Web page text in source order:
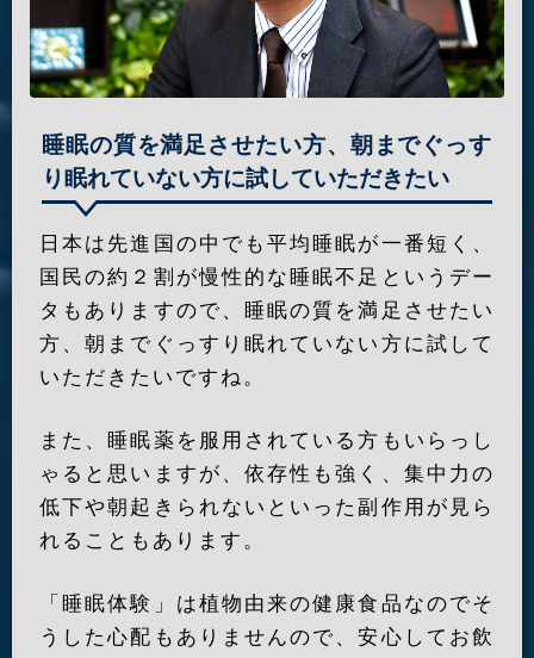
睡眠の質を満足させたい方、朝までぐっす
り眠れていない方に試していただきたい
日本は先進国の中でも平均睡眠が一番短く、
国民の約２割が慢性的な睡眠不足というデー
タもありますので、睡眠の質を満足させたい
方、朝までぐっすり眠れていない方に試して
いただきたいですね。
また、睡眠薬を服用されている方もいらっし
ゃると思いますが、依存性も強く、集中力の
低下や朝起きられないといった副作用が見ら
れることもあります。
「睡眠体験」は植物由来の健康食品なのでそ
うした心配もありませんので、安心してお飲